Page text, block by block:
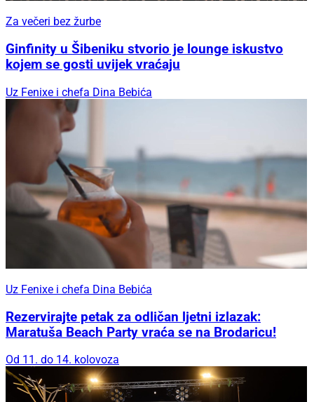
Za večeri bez žurbe
Ginfinity u Šibeniku stvorio je lounge iskustvo
kojem se gosti uvijek vraćaju
Uz Fenixe i chefa Dina Bebića
Uz Fenixe i chefa Dina Bebića
Rezervirajte petak za odličan ljetni izlazak:
Maratuša Beach Party vraća se na Brodaricu!
Od 11. do 14. kolovoza